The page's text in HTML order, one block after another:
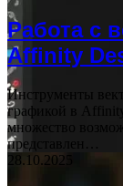
Работа с
Affinity
Инструменты
графикой в
множество
представлен…
28.10.2025